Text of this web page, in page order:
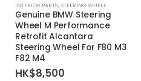
INTERIOR PARTS,STEERING WHEEL
Genuine BMW Steering
Wheel M Performance
Retrofit Alcantara
Steering Wheel For F80 M3
F82 M4
HK$8,500